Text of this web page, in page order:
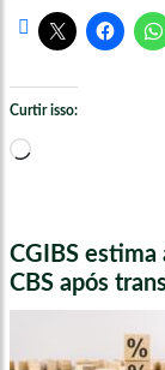
Curtir isso:
Carregando...
CGIBS estima
CBS após